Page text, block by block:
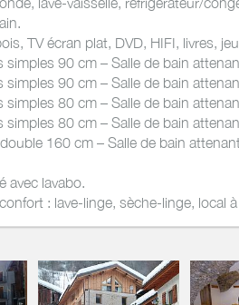
TV écran plat, DVD, HIFI, livres,
simples 90 cm – Salle de bain
simples 90 cm – Salle de bain
simples 80 cm – Salle de bain
simples 80 cm – Salle de bain
160 cm – Salle de bain
avec lavabo.
: lave-linge, sèche-linge, local